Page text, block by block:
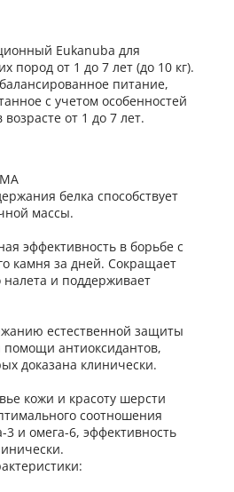
Eukanuba для
пород от 1 до 7 лет (до 10 кг).
питание,
с учетом особенностей
от 1 до 7 лет.
белка способствует
массы.
эффективность в борьбе с
камня за дней. Сокращает
налета и поддерживает
естественной защиты
помощи антиоксидантов,
доказана клинически.
кожи и красоту шерсти
соотношения
и омега-6, эффективность